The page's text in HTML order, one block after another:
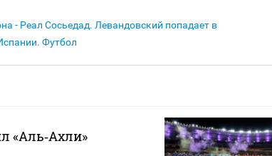
- Реал Сосьедад. Левандовский попадает в
Футбол
«Аль‑Ахли»